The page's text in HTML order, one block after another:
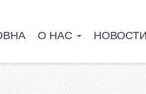
О НАС НОВОСТИ